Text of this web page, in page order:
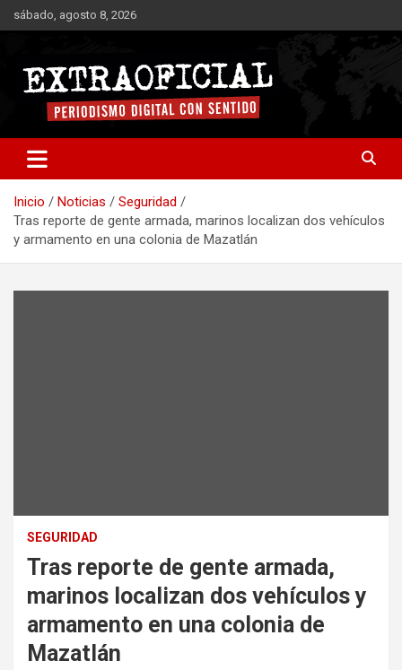
Saltar
al
sábado, agosto 8, 2026
Extraoficial
Inicio Noticias
Seguridad
Tras reporte de gente armada, marinos localizan dos vehículos
y armamento en una colonia de Mazatlán
SEGURIDAD
Tras reporte de gente armada,
marinos localizan dos vehículos y
armamento en una colonia de
Mazatlán